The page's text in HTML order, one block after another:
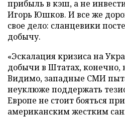
прибыль в кэш, а не
Игорь Юшков. И все же
свое дело: сланцевики
добычу.
«Эскалация кризиса на
добычи в Штатах, конечно,
Видимо, западные СМИ
неуклюже поддержать
Европе не стоит бояться
американским жестким